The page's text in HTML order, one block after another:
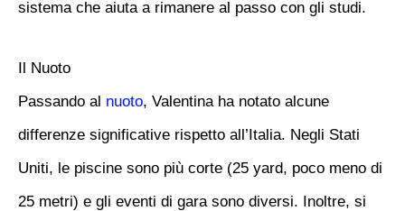
sistema che aiuta a rimanere al passo con gli studi.
Il Nuoto
Passando al nuoto, Valentina ha notato alcune
differenze significative rispetto all’Italia. Negli Stati
Uniti, le piscine sono più corte (25 yard, poco meno di
25 metri) e gli eventi di gara sono diversi. Inoltre, si